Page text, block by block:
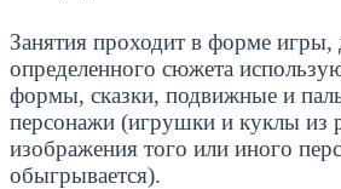
Занятия проходит в форме
определенного сюжета
формы, сказки, подвижные и
персонажи (игрушки и куклы из
изображения того или иного
обыгрывается).